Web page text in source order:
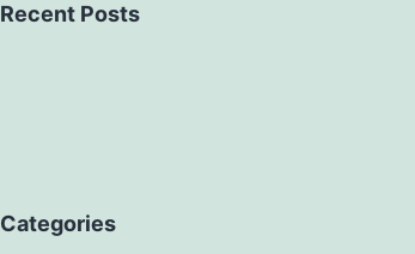
Recent Posts
Categories